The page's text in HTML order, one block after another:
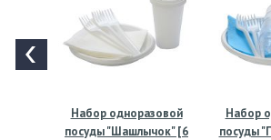
Набор одноразовой
посуды "Шашлычок" [6
Набор
посуды